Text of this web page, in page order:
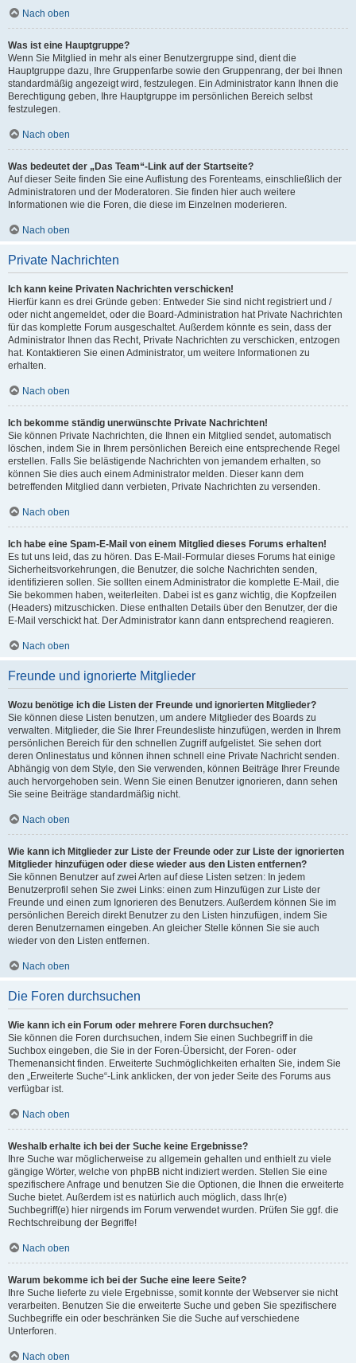
Nach oben
Was ist eine Hauptgruppe?
Wenn Sie Mitglied in mehr als einer Benutzergruppe sind, dient die
Hauptgruppe dazu, Ihre Gruppenfarbe sowie den Gruppenrang, der bei Ihnen
standardmäßig angezeigt wird, festzulegen. Ein Administrator kann Ihnen die
Berechtigung geben, Ihre Hauptgruppe im persönlichen Bereich selbst
festzulegen.
Nach oben
Was bedeutet der „Das Team“-Link auf der Startseite?
Auf dieser Seite finden Sie eine Auflistung des Forenteams, einschließlich der
Administratoren und der Moderatoren. Sie finden hier auch weitere
Informationen wie die Foren, die diese im Einzelnen moderieren.
Nach oben
Private Nachrichten
Ich kann keine Privaten Nachrichten verschicken!
Hierfür kann es drei Gründe geben: Entweder Sie sind nicht registriert und /
oder nicht angemeldet, oder die Board-Administration hat Private Nachrichten
für das komplette Forum ausgeschaltet. Außerdem könnte es sein, dass der
Administrator Ihnen das Recht, Private Nachrichten zu verschicken, entzogen
hat. Kontaktieren Sie einen Administrator, um weitere Informationen zu
erhalten.
Nach oben
Ich bekomme ständig unerwünschte Private Nachrichten!
Sie können Private Nachrichten, die Ihnen ein Mitglied sendet, automatisch
löschen, indem Sie in Ihrem persönlichen Bereich eine entsprechende Regel
erstellen. Falls Sie belästigende Nachrichten von jemandem erhalten, so
können Sie dies auch einem Administrator melden. Dieser kann dem
betreffenden Mitglied dann verbieten, Private Nachrichten zu versenden.
Nach oben
Ich habe eine Spam-E-Mail von einem Mitglied dieses Forums erhalten!
Es tut uns leid, das zu hören. Das E-Mail-Formular dieses Forums hat einige
Sicherheitsvorkehrungen, die Benutzer, die solche Nachrichten senden,
identifizieren sollen. Sie sollten einem Administrator die komplette E-Mail, die
Sie bekommen haben, weiterleiten. Dabei ist es ganz wichtig, die Kopfzeilen
(Headers) mitzuschicken. Diese enthalten Details über den Benutzer, der die
E-Mail verschickt hat. Der Administrator kann dann entsprechend reagieren.
Nach oben
Freunde und ignorierte Mitglieder
Wozu benötige ich die Listen der Freunde und ignorierten Mitglieder?
Sie können diese Listen benutzen, um andere Mitglieder des Boards zu
verwalten. Mitglieder, die Sie Ihrer Freundesliste hinzufügen, werden in Ihrem
persönlichen Bereich für den schnellen Zugriff aufgelistet. Sie sehen dort
deren Onlinestatus und können ihnen schnell eine Private Nachricht senden.
Abhängig von dem Style, den Sie verwenden, können Beiträge Ihrer Freunde
auch hervorgehoben sein. Wenn Sie einen Benutzer ignorieren, dann sehen
Sie seine Beiträge standardmäßig nicht.
Nach oben
Wie kann ich Mitglieder zur Liste der Freunde oder zur Liste der ignorierten
Mitglieder hinzufügen oder diese wieder aus den Listen entfernen?
Sie können Benutzer auf zwei Arten auf diese Listen setzen: In jedem
Benutzerprofil sehen Sie zwei Links: einen zum Hinzufügen zur Liste der
Freunde und einen zum Ignorieren des Benutzers. Außerdem können Sie im
persönlichen Bereich direkt Benutzer zu den Listen hinzufügen, indem Sie
deren Benutzernamen eingeben. An gleicher Stelle können Sie sie auch
wieder von den Listen entfernen.
Nach oben
Die Foren durchsuchen
Wie kann ich ein Forum oder mehrere Foren durchsuchen?
Sie können die Foren durchsuchen, indem Sie einen Suchbegriff in die
Suchbox eingeben, die Sie in der Foren-Übersicht, der Foren- oder
Themenansicht finden. Erweiterte Suchmöglichkeiten erhalten Sie, indem Sie
den „Erweiterte Suche“-Link anklicken, der von jeder Seite des Forums aus
verfügbar ist.
Nach oben
Weshalb erhalte ich bei der Suche keine Ergebnisse?
Ihre Suche war möglicherweise zu allgemein gehalten und enthielt zu viele
gängige Wörter, welche von phpBB nicht indiziert werden. Stellen Sie eine
spezifischere Anfrage und benutzen Sie die Optionen, die Ihnen die erweiterte
Suche bietet. Außerdem ist es natürlich auch möglich, dass Ihr(e)
Suchbegriff(e) hier nirgends im Forum verwendet wurden. Prüfen Sie ggf. die
Rechtschreibung der Begriffe!
Nach oben
Warum bekomme ich bei der Suche eine leere Seite?
Ihre Suche lieferte zu viele Ergebnisse, somit konnte der Webserver sie nicht
verarbeiten. Benutzen Sie die erweiterte Suche und geben Sie spezifischere
Suchbegriffe ein oder beschränken Sie die Suche auf verschiedene
Unterforen.
Nach oben